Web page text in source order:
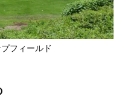
フィールド